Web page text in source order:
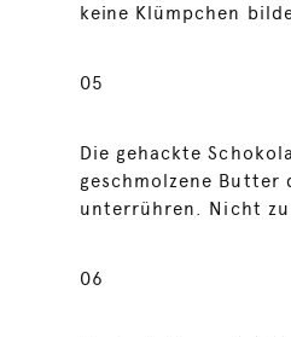
keine Klümpchen
05
Die gehackte
geschmolzene Butter
unterrühren. Nicht
06